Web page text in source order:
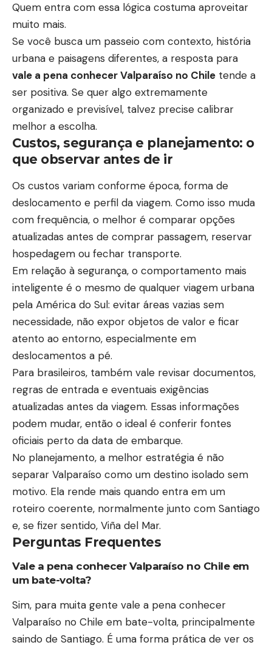
Quem entra com essa lógica costuma aproveitar
muito mais.
Se você busca um passeio com contexto, história
urbana e paisagens diferentes, a resposta para
vale a pena conhecer Valparaíso no Chile tende a
ser positiva. Se quer algo extremamente
organizado e previsível, talvez precise calibrar
melhor a escolha.
Custos, segurança e planejamento: o
que observar antes de ir
Os custos variam conforme época, forma de
deslocamento e perfil da viagem. Como isso muda
com frequência, o melhor é comparar opções
atualizadas antes de comprar passagem, reservar
hospedagem ou fechar transporte.
Em relação à segurança, o comportamento mais
inteligente é o mesmo de qualquer viagem urbana
pela América do Sul: evitar áreas vazias sem
necessidade, não expor objetos de valor e ficar
atento ao entorno, especialmente em
deslocamentos a pé.
Para brasileiros, também vale revisar documentos,
regras de entrada e eventuais exigências
atualizadas antes da viagem. Essas informações
podem mudar, então o ideal é conferir fontes
oficiais perto da data de embarque.
No planejamento, a melhor estratégia é não
separar Valparaíso como um destino isolado sem
motivo. Ela rende mais quando entra em um
roteiro coerente, normalmente junto com Santiago
e, se fizer sentido, Viña del Mar.
Perguntas Frequentes
Vale a pena conhecer Valparaíso no Chile em
um bate-volta?
Sim, para muita gente vale a pena conhecer
Valparaíso no Chile em bate-volta, principalmente
saindo de Santiago. É uma forma prática de ver os